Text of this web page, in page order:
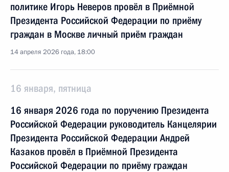
политике Игорь Неверов провёл в Приёмной
Президента Российской Федерации по приёму
граждан в Москве личный приём граждан
14 апреля 2026 года, 18:00
16 января, пятница
16 января 2026 года по поручению Президента
Российской Федерации руководитель Канцелярии
Президента Российской Федерации Андрей
Казаков провёл в Приёмной Президента
Российской Федерации по приёму граждан